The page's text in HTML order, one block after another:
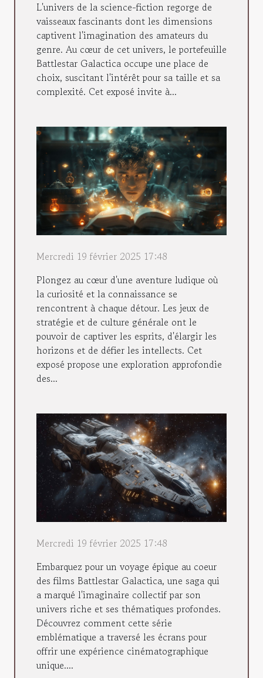
L'univers de la science-fiction regorge de
vaisseaux fascinants dont les dimensions
captivent l'imagination des amateurs du
genre. Au cœur de cet univers, le portefeuille
Battlestar Galactica occupe une place de
choix, suscitant l'intérêt pour sa taille et sa
complexité. Cet exposé invite à...
Mercredi 19 février 2025 17:48
Plongez au cœur d'une aventure ludique où
la curiosité et la connaissance se
rencontrent à chaque détour. Les jeux de
stratégie et de culture générale ont le
pouvoir de captiver les esprits, d'élargir les
horizons et de défier les intellects. Cet
exposé propose une exploration approfondie
des...
Mercredi 19 février 2025 17:48
Embarquez pour un voyage épique au coeur
des films Battlestar Galactica, une saga qui
a marqué l'imaginaire collectif par son
univers riche et ses thématiques profondes.
Découvrez comment cette série
emblématique a traversé les écrans pour
offrir une expérience cinématographique
unique....